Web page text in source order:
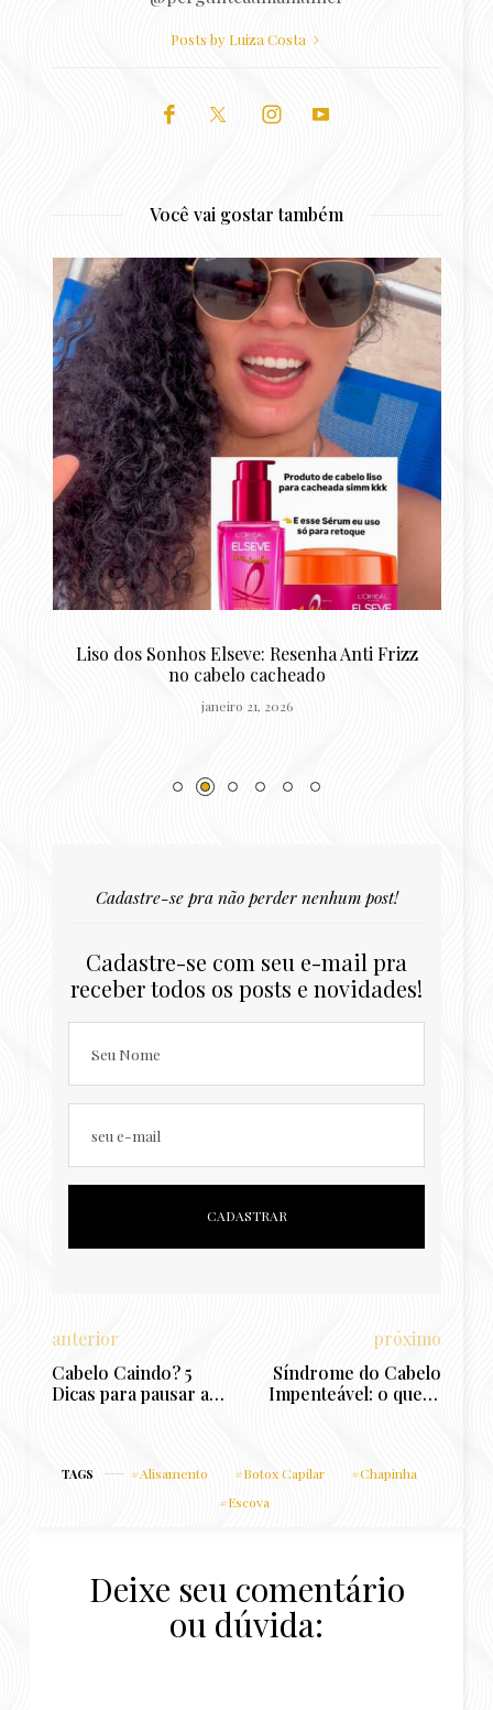
Posts by Luiza Costa
Você vai gostar também
Resenha Reconstrução Potente Niely Gold:
queratina para cabelos danificados
outubro 22, 2025
Cadastre-se pra não perder nenhum post!
Cadastre-se com seu e-mail pra
receber todos os posts e novidades!
Seu Nome
seu e-mail
anterior
Cabelo Caindo? 5
Dicas para pausar a
próximo
Síndrome do Cabelo
Impenteável: o que é,
TAGS Alisamento Botox Capilar
Chapinha
Escova
Deixe seu comentário
ou dúvida: